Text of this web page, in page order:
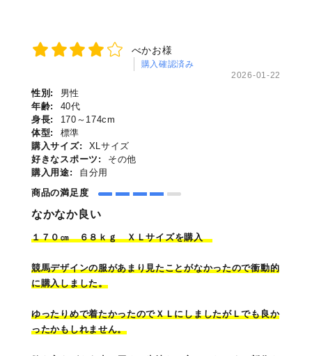
べかお様
購入確認済み
2026-01-22
性別:
男性
年齢:
40代
身長:
170～174cm
体型:
標準
購入サイズ:
XLサイズ
好きなスポーツ:
その他
購入用途:
自分用
商品の満足度
なかなか良い
１７０㎝ ６８ｋｇＸＬサイズを購入
競馬デザインの服があまり見たことがなかったので衝動的
に購入しました。
ゆったりめで着たかったのでＸＬにしましたがＬでも良か
ったかもしれません。